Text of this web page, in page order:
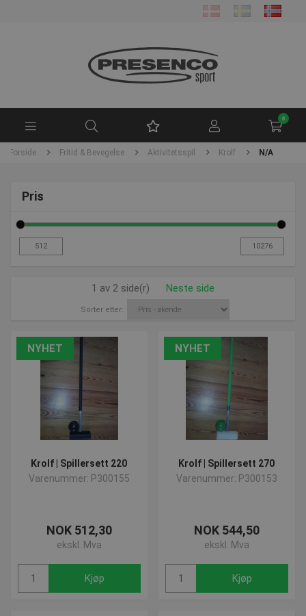
0
Forside Fritid & Bevegelse Aktivitetsspil Krolf N/A
Pris
1 av 2 side(r) Neste side
Sorter etter:
NYHET
Krolf | Spillersett 220
Varenummer: P300155
NOK 512,30
ekskl. Mva
Kjøp
NYHET
Krolf | Spillersett 270
Varenummer: P300153
NOK 544,50
ekskl. Mva
Kjøp